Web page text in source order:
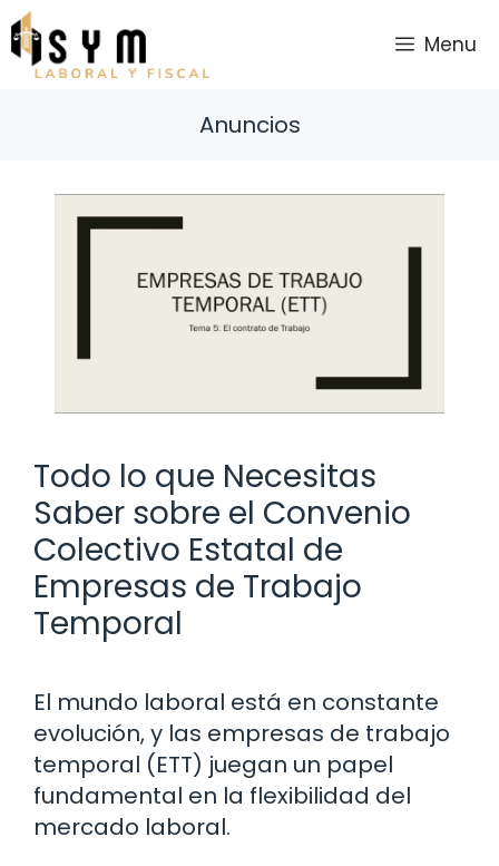
Saltar
al
contenido
Menu
Anuncios
Todo lo que Necesitas
Saber sobre el Convenio
Colectivo Estatal de
Empresas de Trabajo
Temporal
El mundo laboral está en constante
evolución, y las empresas de trabajo
temporal (ETT) juegan un papel
fundamental en la flexibilidad del
mercado laboral.